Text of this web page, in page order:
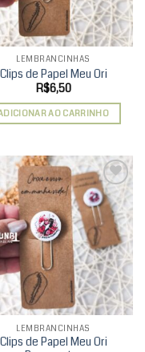
LEMBRANCINHAS
Clips de Papel Meu Ori
R$6,50
AO CARRINHO
Add to
wishlist
LEMBRANCINHAS
Clips de Papel Meu Ori